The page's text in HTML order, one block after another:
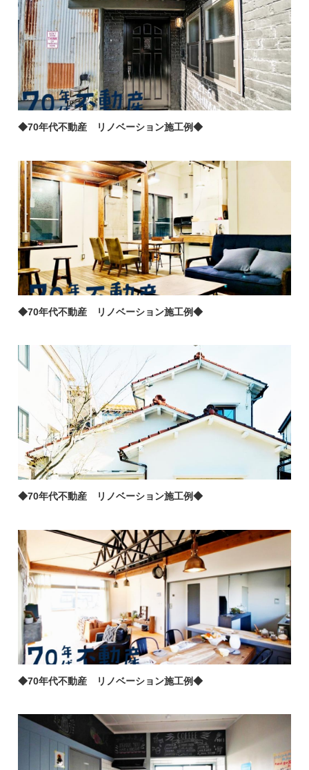
◆70年代不動産 リノベーション施工例◆
◆70年代不動産 リノベーション施工例◆
◆70年代不動産 リノベーション施工例◆
◆70年代不動産 リノベーション施工例◆